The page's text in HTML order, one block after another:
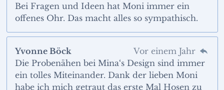
Bei Fragen und Ideen hat Moni immer ein
offenes Ohr. Das macht alles so sympathisch.
Yvonne Böck
Vor einem Jahr
Die Probenähen bei Mina‘s Design sind immer
ein tolles Miteinander. Dank der lieben Moni
habe ich mich getraut das erste Mal Hosen zu